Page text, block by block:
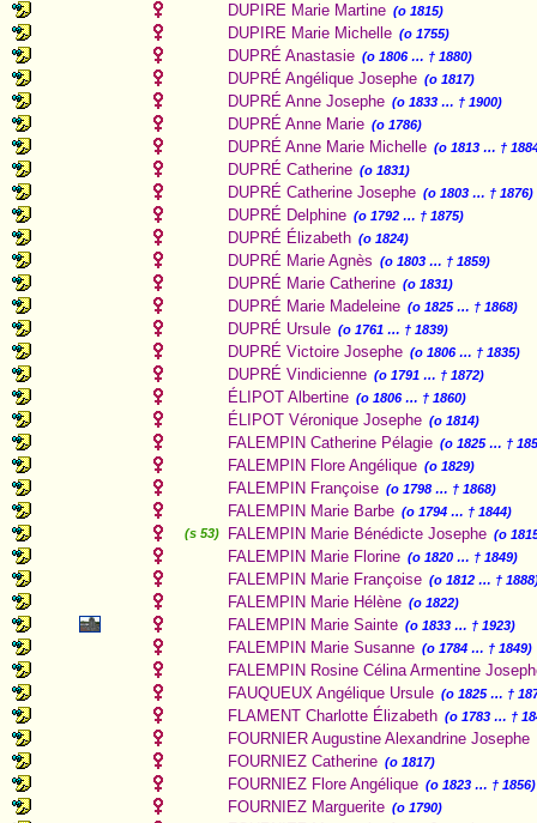
DUPIRE Marie Martine (o 1815)
DUPIRE Marie Michelle (o 1755)
DUPRÉ Anastasie (o 1806 … † 1880)
DUPRÉ Angélique Josephe (o 1817)
DUPRÉ Anne Josephe (o 1833 … † 1900)
DUPRÉ Anne Marie (o 1786)
DUPRÉ Anne Marie Michelle (o 1813 … †
DUPRÉ Catherine (o 1831)
DUPRÉ Catherine Josephe (o 1803 … † 1876)
DUPRÉ Delphine (o 1792 … † 1875)
DUPRÉ Élizabeth (o 1824)
DUPRÉ Marie Agnès (o 1803 … † 1859)
DUPRÉ Marie Catherine (o 1831)
DUPRÉ Marie Madeleine (o 1825 … † 1868)
DUPRÉ Ursule (o 1761 … † 1839)
DUPRÉ Victoire Josephe (o 1806 … † 1835)
DUPRÉ Vindicienne (o 1791 … † 1872)
ÉLIPOT Albertine (o 1806 … † 1860)
ÉLIPOT Véronique Josephe (o 1814)
FALEMPIN Catherine Pélagie (o 1825 … †
FALEMPIN Flore Angélique (o 1829)
FALEMPIN Françoise (o 1798 … † 1868)
FALEMPIN Marie Barbe (o 1794 … † 1844)
(s 53)
FALEMPIN Marie Bénédicte Josephe (o
FALEMPIN Marie Florine (o 1820 … † 1849)
FALEMPIN Marie Françoise (o 1812 … †
FALEMPIN Marie Hélène (o 1822)
FALEMPIN Marie Sainte (o 1833 … † 1923)
FALEMPIN Marie Susanne (o 1784 … † 1849)
FALEMPIN Rosine Célina Armentine
FAUQUEUX Angélique Ursule (o 1825 … †
FLAMENT Charlotte Élizabeth (o 1783 … †
FOURNIER Augustine Alexandrine Josephe
FOURNIEZ Catherine (o 1817)
FOURNIEZ Flore Angélique (o 1823 … † 1856)
FOURNIEZ Marguerite (o 1790)